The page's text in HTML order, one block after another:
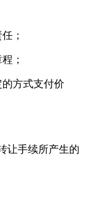
；
；
方式支付价
让手续所产生的